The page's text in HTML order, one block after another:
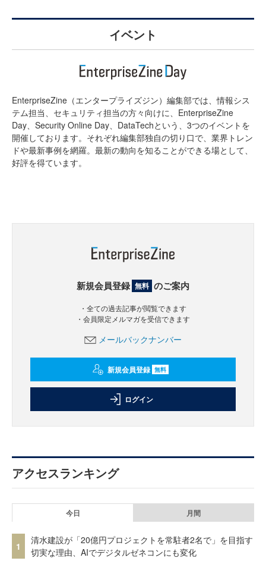
イベント
EnterpriseZine（エンタープライズジン）編集部では、情報シス
テム担当、セキュリティ担当の方々向けに、EnterpriseZine
Day、Security Online Day、DataTechという、3つのイベントを
開催しております。それぞれ編集部独自の切り口で、業界トレン
ドや最新事例を網羅。最新の動向を知ることができる場として、
好評を得ています。
新規会員登録 無料 のご案内
・全ての過去記事が閲覧できます
・会員限定メルマガを受信できます
メールバックナンバー
新規会員登録 無料
ログイン
アクセスランキング
今日 月間
1
清水建設が「20億円プロジェクトを常駐者2名で」を目指す
切実な理由、AIでデジタルゼネコンにも変化